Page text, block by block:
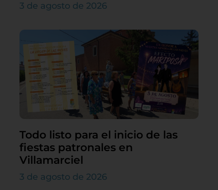
3 de agosto de 2026
Todo listo para el inicio de las
fiestas patronales en
Villamarciel
3 de agosto de 2026